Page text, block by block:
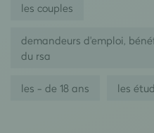
les couples
demandeurs d'emploi,
du rsa
les - de 18 ans les